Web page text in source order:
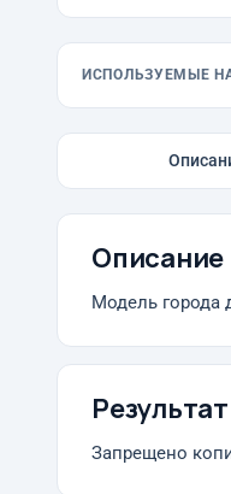
ИСПОЛЬЗУЕМЫЕ
Описание
Модель города
Результат
Запрещено